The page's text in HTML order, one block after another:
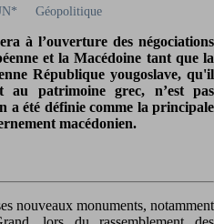
Géopolitique
à l’ouverture des négociations
et la Macédoine tant que la
République yougoslave, qu'il
au patrimoine grec, n’est pas
a été définie comme la principale
macédonien.